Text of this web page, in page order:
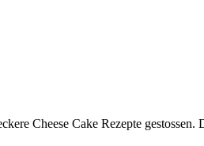
Cheese Cake Rezepte gestossen.